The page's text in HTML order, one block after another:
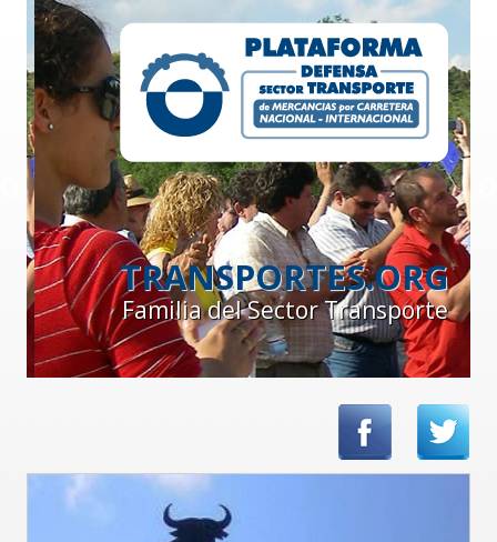
TRANSPORTES.ORG
Familia del Sector Transporte